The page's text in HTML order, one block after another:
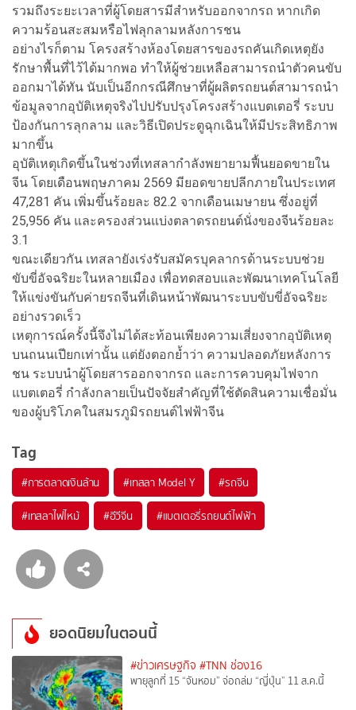
รวมถึงระยะเวลาที่ผู้โดยสารมีสำหรับออกจากรถ หากเกิด
ความร้อนสะสมหรือไฟลุกลามหลังการชน
อย่างไรก็ตาม โครงสร้างห้องโดยสารของรถคันเกิดเหตุยัง
รักษาพื้นที่ไว้ได้มากพอ ทำให้ผู้ช่วยเหลือสามารถนำตัวคนขับ
ออกมาได้ทัน นับเป็นอีกกรณีศึกษาที่ผู้ผลิตรถยนต์สามารถนำ
ข้อมูลจากอุบัติเหตุจริงไปปรับปรุงโครงสร้างแบตเตอรี่ ระบบ
ป้องกันการลุกลาม และวิธีเปิดประตูฉุกเฉินให้มีประสิทธิภาพ
มากขึ้น
อุบัติเหตุเกิดขึ้นในช่วงที่เทสลากำลังพยายามฟื้นยอดขายใน
จีน โดยเดือนพฤษภาคม 2569 มียอดขายปลีกภายในประเทศ
47,281 คัน เพิ่มขึ้นร้อยละ 82.2 จากเดือนเมษายน ซึ่งอยู่ที่
25,956 คัน และครองส่วนแบ่งตลาดรถยนต์นั่งของจีนร้อยละ
3.1
ขณะเดียวกัน เทสลายังเร่งรับสมัครบุคลากรด้านระบบช่วย
ขับขี่อัจฉริยะในหลายเมือง เพื่อทดสอบและพัฒนาเทคโนโลยี
ให้แข่งขันกับค่ายรถจีนที่เดินหน้าพัฒนาระบบขับขี่อัจฉริยะ
อย่างรวดเร็ว
เหตุการณ์ครั้งนี้จึงไม่ได้สะท้อนเพียงความเสี่ยงจากอุบัติเหตุ
บนถนนเปียกเท่านั้น แต่ยังตอกย้ำว่า ความปลอดภัยหลังการ
ชน ระบบนำผู้โดยสารออกจากรถ และการควบคุมไฟจาก
แบตเตอรี่ กำลังกลายเป็นปัจจัยสำคัญที่ใช้ตัดสินความเชื่อมั่น
ของผู้บริโภคในสมรภูมิรถยนต์ไฟฟ้าจีน
Tag
#การตลาดเงินล้าน #เทสลา Model Y #รถจีน
#เทสลาไฟไหม้ #อีวีจีน #แบตเตอรี่รถยนต์ไฟฟ้า
ยอดนิยมในตอนนี้
#ข่าวเศรษฐกิจ #TNN ช่อง16
พายุลูกที่ 15 “จันหอม” จ่อถล่ม “ญี่ปุ่น” 11 ส.ค.นี้